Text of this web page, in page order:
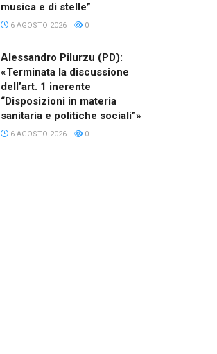
musica e di stelle”
6 AGOSTO 2026 0
Alessandro Pilurzu (PD):
«Terminata la discussione
dell’art. 1 inerente
“Disposizioni in materia
sanitaria e politiche sociali”»
6 AGOSTO 2026 0